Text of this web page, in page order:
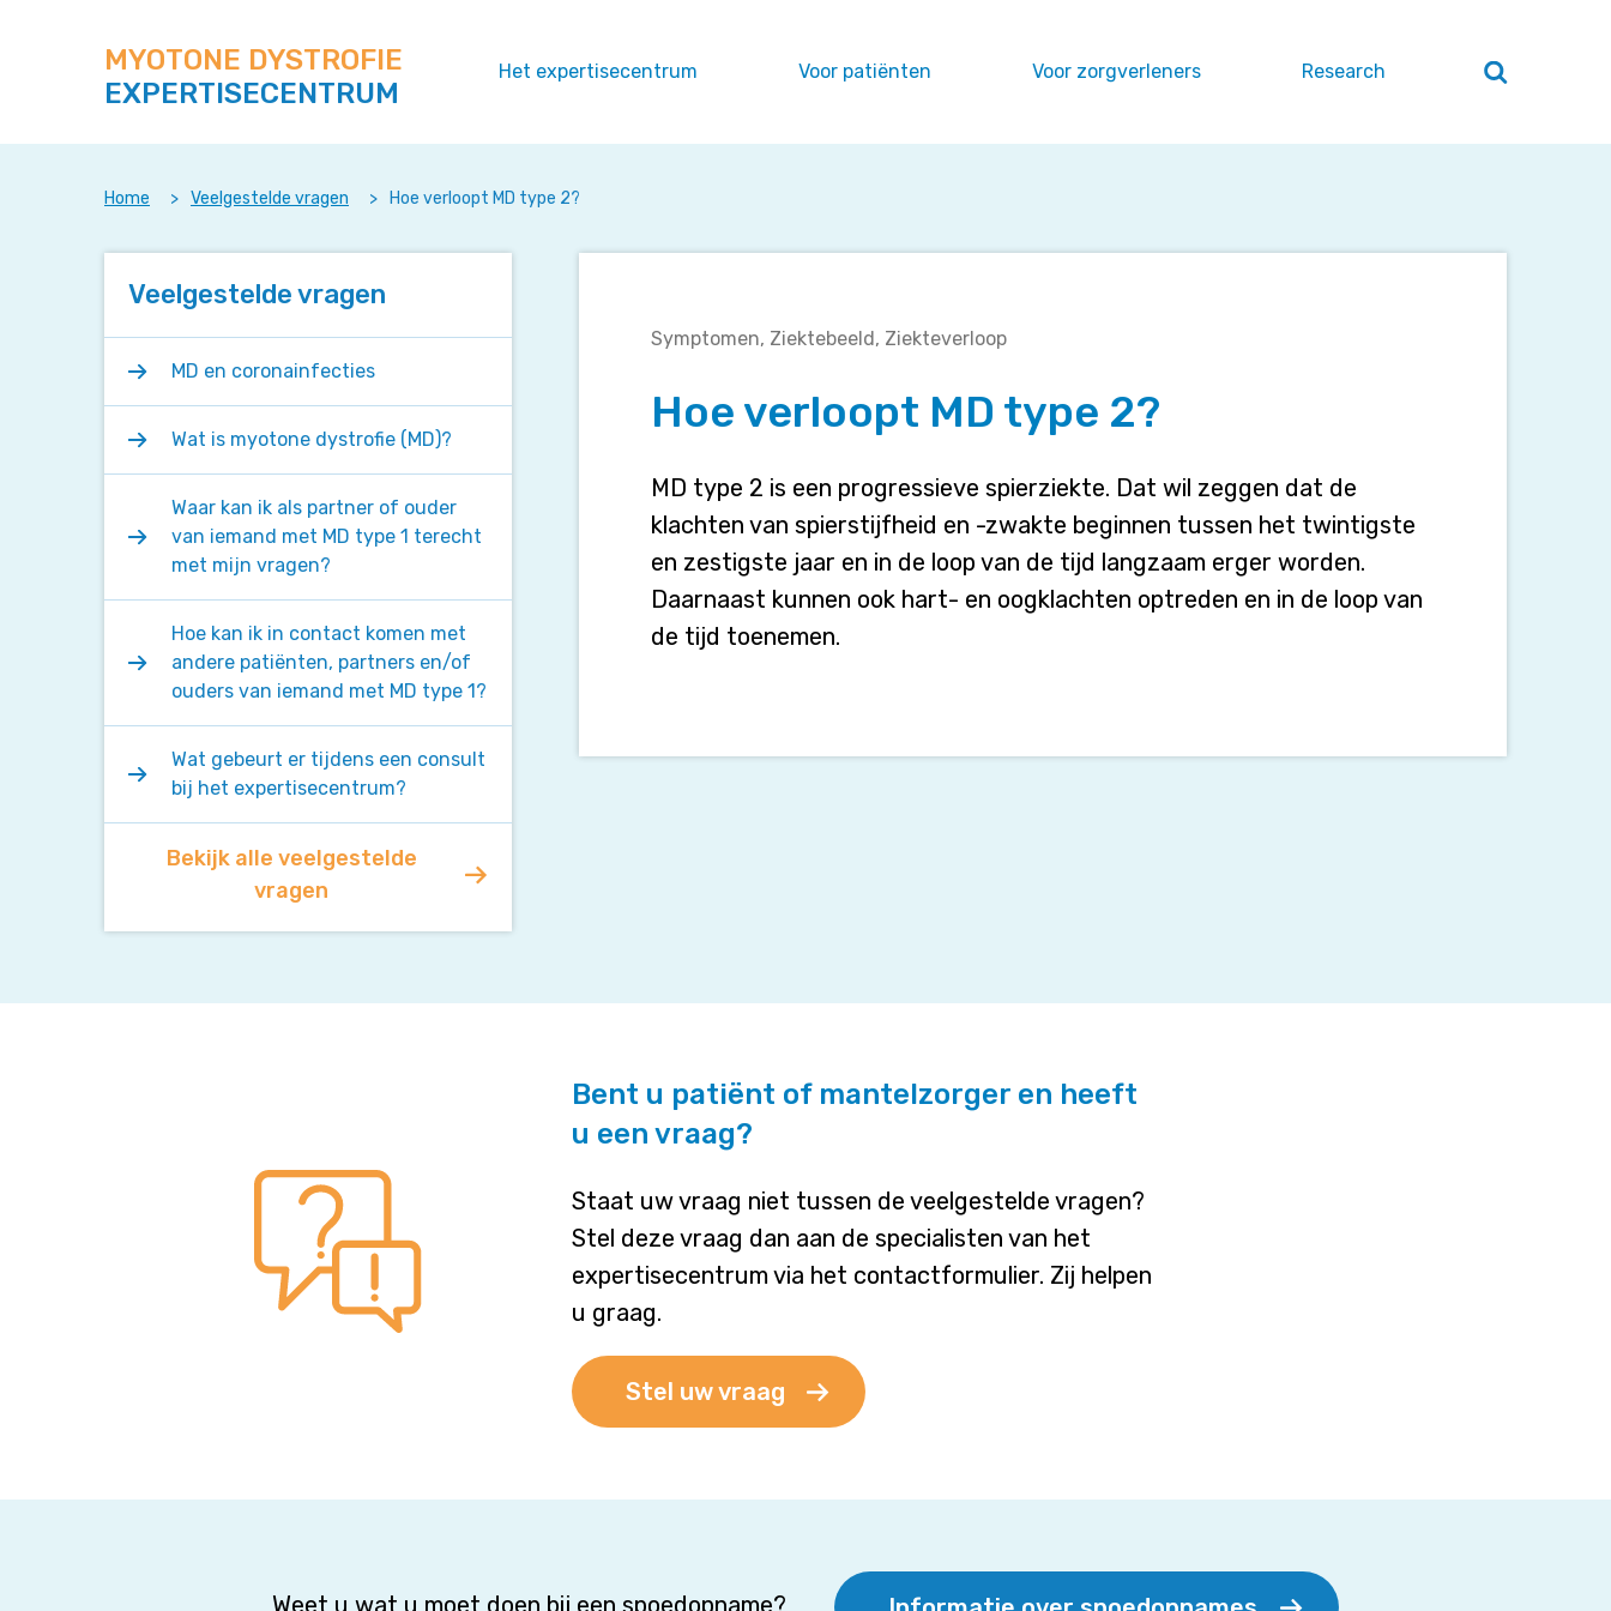
naar
content
deze
site
MYOTONE DYSTROFIE
EXPERTISECENTRUM
Het expertisecentrum Voor patiënten Voor zorgverleners Research Zoeken
sluiten
Home > Veelgestelde vragen > Hoe verloopt MD type 2?
Hoe
MD
type
Symptomen Ziektebeeld Ziekteverloop
Hoe verloopt MD type 2?
MD type 2 is een progressieve spierziekte. Dat wil zeggen dat de
klachten van spierstijfheid en -zwakte beginnen tussen het twintigste
en zestigste jaar en in de loop van de tijd langzaam erger worden.
Daarnaast kunnen ook hart- en oogklachten optreden en in de loop van
de tijd toenemen.
Veelgestelde vragen
MD en coronainfecties
Wat is myotone dystrofie (MD)?
Waar kan ik als partner of ouder
van iemand met MD type 1 terecht
met mijn vragen?
Hoe kan ik in contact komen met
andere patiënten, partners en/of
ouders van iemand met MD type 1?
Wat gebeurt er tijdens een consult
bij het expertisecentrum?
Bekijk alle veelgestelde
vragen
Bent u patiënt of mantelzorger en heeft
u een vraag?
Staat uw vraag niet tussen de veelgestelde vragen?
Stel deze vraag dan aan de specialisten van het
expertisecentrum via het contactformulier. Zij helpen
u graag.
Stel uw vraag